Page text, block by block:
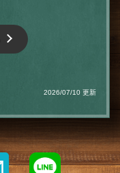
2026/07/10 更新